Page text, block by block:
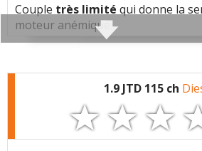
Carburation:Diesel
Cylindree:1910 cm3
ligne
Injection directe,
Injecteurs solenoides,
(common rail)
Suralimentation:1 turbo(s),
Couple très limité qui donne la
moteur anémique.
Couple moteur qui arrive tôt (
Consommation 1.9 JTD
témoignages) :
1.9 JTD 115 ch